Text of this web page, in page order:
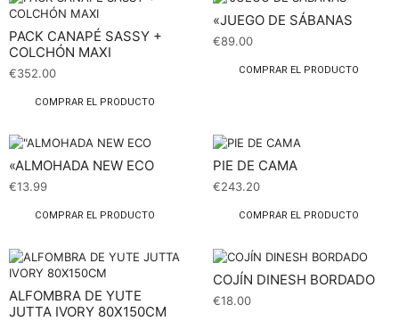
PACK CANAPÉ SASSY +
COLCHÓN MAXI
€352.00
COMPRAR EL PRODUCTO
«JUEGO DE SÁBANAS
€89.00
COMPRAR EL PRODUCTO
«ALMOHADA NEW ECO
€13.99
COMPRAR EL PRODUCTO
PIE DE CAMA
€243.20
COMPRAR EL PRODUCTO
ALFOMBRA DE YUTE
JUTTA IVORY 80X150CM
COJÍN DINESH BORDADO
€18.00